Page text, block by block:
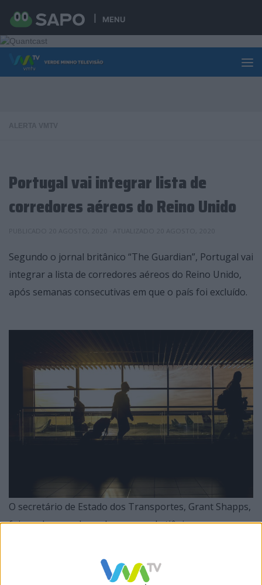
MENU
Skip to content
Portugal vai integrar lista de
corredores aéreos do Reino Unido
Segundo o jornal britânico “The Guardian”, Portugal vai
integrar a lista de corredores aéreos do Reino Unido,
após semanas consecutivas em que o país foi excluído.
O secretário de Estado dos Transportes, Grant Shapps,
foi um dos membros do governo brtiânico que
devem entrar em vigor a partir deste sábado, às 4
horas, com um anúncio oficial previsto para esta